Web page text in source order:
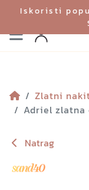
Iskoristi
Izbornik
Profil
Zlatni
Adriel zlatna
Natrag